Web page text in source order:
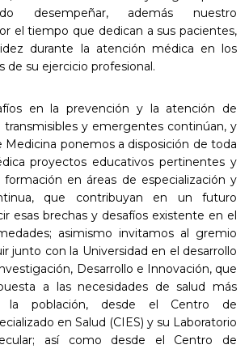
desempeñar, además nuestro
el tiempo que dedican a sus pacientes,
durante la atención médica en los
de su ejercicio profesional.
en la prevención y la atención de
y emergentes continúan, y
Medicina ponemos a disposición de toda
proyectos educativos pertinentes y
en áreas de especialización y
que contribuyan en un futuro
esas brechas y desafíos existente en el
asimismo invitamos al gremio
junto con la Universidad en el desarrollo
Desarrollo e Innovación, que
a las necesidades de salud más
la población, desde el Centro de
en Salud (CIES) y su Laboratorio
así como desde el Centro de